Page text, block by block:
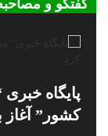
گفتگو و
پایگاه
کشور” آغاز